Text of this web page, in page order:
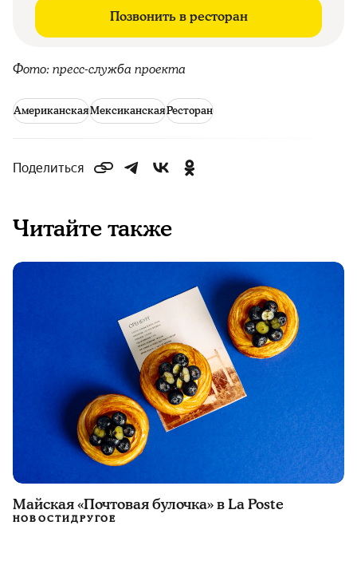
Позвонить в ресторан
Фото: пресс-служба проекта
АмериканскаяМексиканскаяРесторан
Поделиться
Читайте также
Майская «Почтовая булочка» в La Poste
НОВОСТИДРУГОЕ